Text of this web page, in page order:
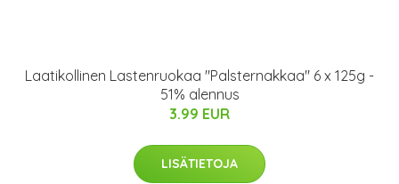
Laatikollinen Lastenruokaa "Palsternakkaa" 6 x 125g -
51% alennus
3.99 EUR
LISÄTIETOJA